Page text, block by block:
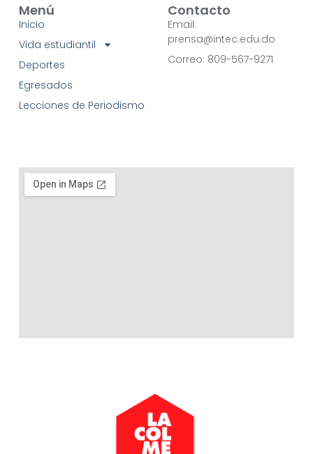
Menú
Inicio
Vida estudiantil
Deportes
Egresados
Lecciones de Periodismo
Contacto
Email:
prensa@intec.edu.do
Correo: 809-567-9271